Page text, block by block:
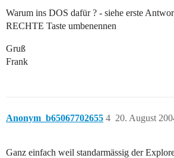
Warum ins DOS dafür ? - siehe erste
RECHTE Taste umbenennen
Gruß
Frank
Anonym_b65067702655 20. August
4
Ganz einfach weil standarmässig der